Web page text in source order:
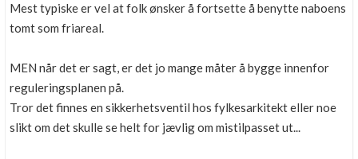
Mest typiske er vel at folk ønsker å fortsette å benytte naboens
tomt som friareal.
MEN når det er sagt, er det jo mange måter å bygge innenfor
reguleringsplanen på.
Tror det finnes en sikkerhetsventil hos fylkesarkitekt eller noe
slikt om det skulle se helt for jævlig om mistilpasset ut...